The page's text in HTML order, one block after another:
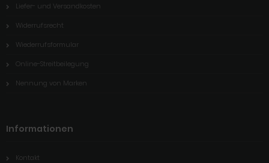
Liefer- und Versandkosten
Widerrufsrecht
Wiederrufsformular
Online-Streitbeilegung
Nennung von Marken
Informationen
Kontakt